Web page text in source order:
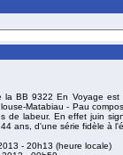
la BB 9322 En Voyage est
Matabiau - Pau
de labeur. En effet juin
ans, d'une série fidèle à
- 20h13 (heure locale)